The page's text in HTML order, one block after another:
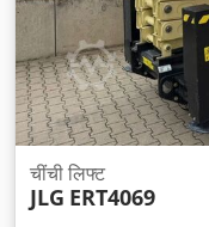
चींची लिफ्ट
JLG ERT4069